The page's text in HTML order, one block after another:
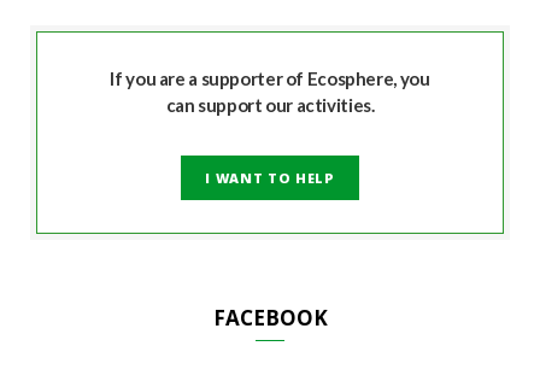
If you are a supporter of Ecosphere, you
can support our activities.
I WANT TO HELP
FACEBOOK